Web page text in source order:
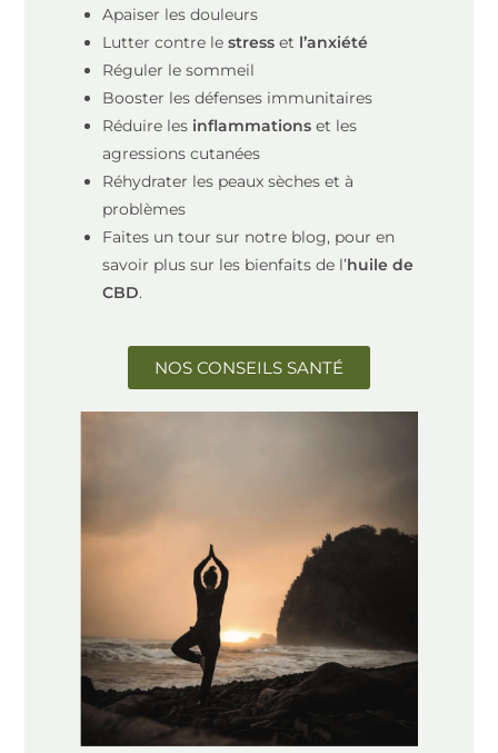
Apaiser les douleurs
Lutter contre lestress et l’anxiété
Réguler le sommeil
Booster les défenses immunitaires
Réduire les inflammations et les
agressions cutanées
Réhydrater les peaux sèches et à
problèmes
Faites un tour sur notre blog, pour en
savoir plus sur les bienfaits de l’huile de
CBD.
NOS CONSEILS SANTÉ